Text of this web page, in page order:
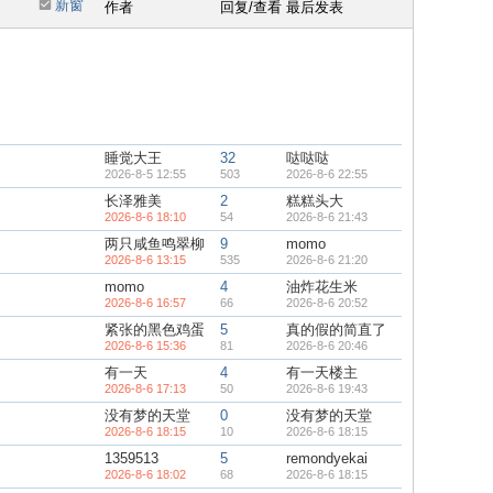
新窗 作者 回复/查看 最后发表
睡觉大王
2026-8-5 12:55
32
503
哒哒哒
2026-8-6 22:55
长泽雅美
2026-8-6 18:10
2
54
糕糕头大
2026-8-6 21:43
两只咸鱼鸣翠柳
2026-8-6 13:15
9
535
momo
2026-8-6 21:20
momo
2026-8-6 16:57
4
66
油炸花生米
2026-8-6 20:52
紧张的黑色鸡蛋
2026-8-6 15:36
5
81
真的假的简直了
2026-8-6 20:46
有一天
2026-8-6 17:13
4
50
有一天楼主
2026-8-6 19:43
没有梦的天堂
2026-8-6 18:15
0
10
没有梦的天堂
2026-8-6 18:15
1359513
2026-8-6 18:02
5
68
remondyekai
2026-8-6 18:15